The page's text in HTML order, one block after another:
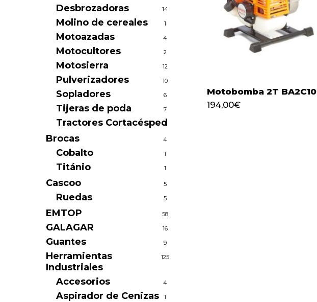
Desbrozadoras 14
Molino de cereales 1
Motoazadas 4
Motocultores 2
Motosierra 12
Pulverizadores 10
Sopladores 6
Tijeras de poda 7
Tractores Cortacésped1
Brocas 4
Cobalto 1
Titánio 1
Cascoo 5
Ruedas 5
EMTOP 58
GALAGAR 16
Guantes 9
Herramientas
Industriales
125
Accesorios 4
Aspirador de Cenizas 1
Motobomba 2T BA2C10
194,00€